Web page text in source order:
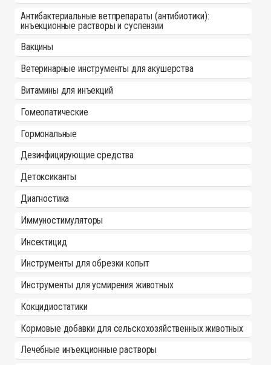
Антибактериальные ветпрепараты (антибиотики):
инъекционные растворы и суспензии
Вакцины
Ветеринарные инструменты для акушерства
Витамины для инъекций
Гомеопатические
Гормональные
Дезинфицирующие средства
Детоксиканты
Диагностика
Иммуностимуляторы
Инсектицид
Инструменты для обрезки копыт
Инструменты для усмирения животных
Кокцидиостатики
Кормовые добавки для сельскохозяйственных животных
Лечебные инъекционные растворы